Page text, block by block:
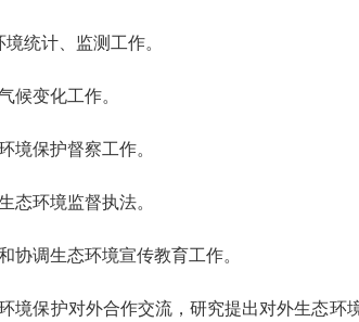
统计、监测工作。
候变化工作。
境保护督察工作。
态环境监督执法。
协调生态环境宣传教育工作。
境保护对外合作交流，研究提出对外生态